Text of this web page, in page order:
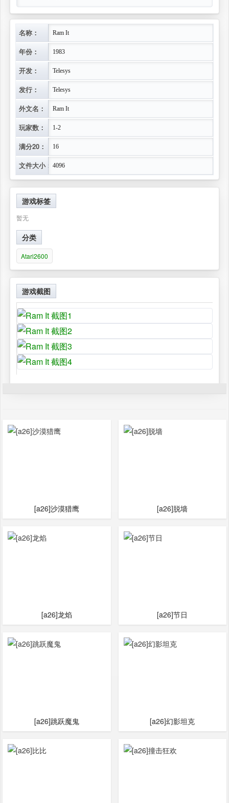
名称： Ram It
年份： 1983
开发： Telesys
发行： Telesys
外文名： Ram It
玩家数： 1-2
满分20： 16
文件大小： 4096
游戏标签
暂无
分类
Atari2600
游戏截图
[a26]沙漠猎鹰 [a26]脱墙
[a26]龙焰 [a26]节日
[a26]跳跃魔鬼 [a26]幻影坦克